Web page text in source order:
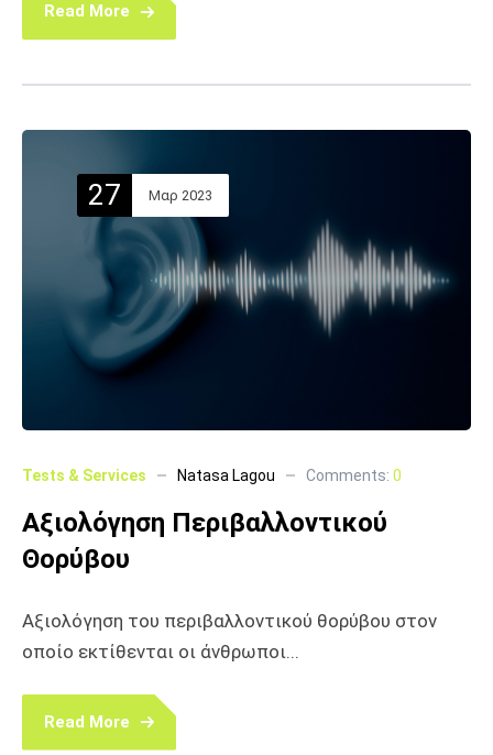
Read More
27 Μαρ 2023
Tests & Services Natasa Lagou Comments: 0
Αξιολόγηση Περιβαλλοντικού
Θορύβου
Αξιολόγηση του περιβαλλοντικού θορύβου στον
οποίο εκτίθενται οι άνθρωποι...
Read More